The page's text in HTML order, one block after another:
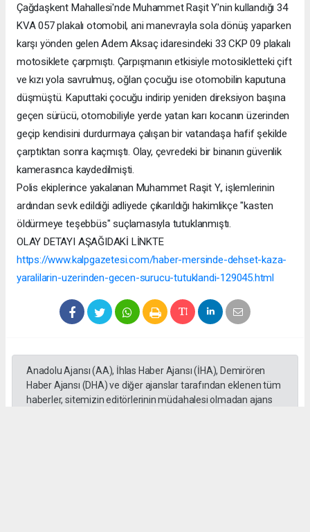
Çağdaşkent Mahallesi'nde Muhammet Raşit Y'nin kullandığı 34
KVA 057 plakalı otomobil, ani manevrayla sola dönüş yaparken
karşı yönden gelen Adem Aksaç idaresindeki 33 CKP 09 plakalı
motosiklete çarpmıştı. Çarpışmanın etkisiyle motosikletteki çift
ve kızı yola savrulmuş, oğlan çocuğu ise otomobilin kaputuna
düşmüştü. Kaputtaki çocuğu indirip yeniden direksiyon başına
geçen sürücü, otomobiliyle yerde yatan karı kocanın üzerinden
geçip kendisini durdurmaya çalışan bir vatandaşa hafif şekilde
çarptıktan sonra kaçmıştı. Olay, çevredeki bir binanın güvenlik
kamerasınca kaydedilmişti.
Polis ekiplerince yakalanan Muhammet Raşit Y., işlemlerinin
ardından sevk edildiği adliyede çıkarıldığı hakimlikçe "kasten
öldürmeye teşebbüs" suçlamasıyla tutuklanmıştı.
OLAY DETAYI AŞAĞIDAKİ LİNKTE
https://www.kalpgazetesi.com/haber-mersinde-dehset-kaza-
yaralilarin-uzerinden-gecen-surucu-tutuklandi-129045.html
Anadolu Ajansı (AA), İhlas Haber Ajansı (İHA), Demirören
Haber Ajansı (DHA) ve diğer ajanslar tarafından eklenen tüm
haberler, sitemizin editörlerinin müdahalesi olmadan ajans